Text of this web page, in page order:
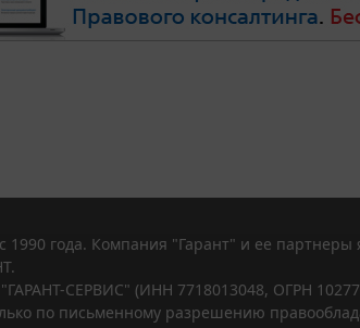
года. Компания "Гарант" и ее партнеры
СЕРВИС" (ИНН 7718013048, ОГРН
по письменному разрешению